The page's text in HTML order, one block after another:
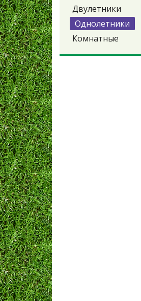
Двулетники
Однолетники
Комнатные